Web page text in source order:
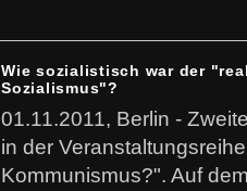
Wie sozialistisch war der
Sozialismus"?
01.11.2011, Berlin -
in der
Kommunismus?". Auf